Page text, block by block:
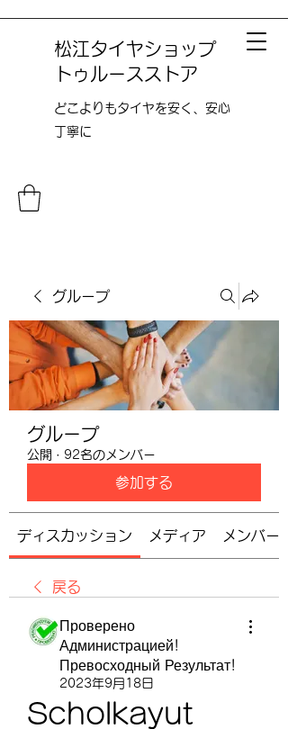
松江タイヤショップ
トゥルースストア
どこよりも​タイヤを安く、安心
丁寧に
グループ
グループ
公開 · 92名のメンバー
参加する
ディスカッション メディア メンバー
戻る
Проверено
Администрацией!
Превосходный Результат!
2023年9月18日
Scholkayut